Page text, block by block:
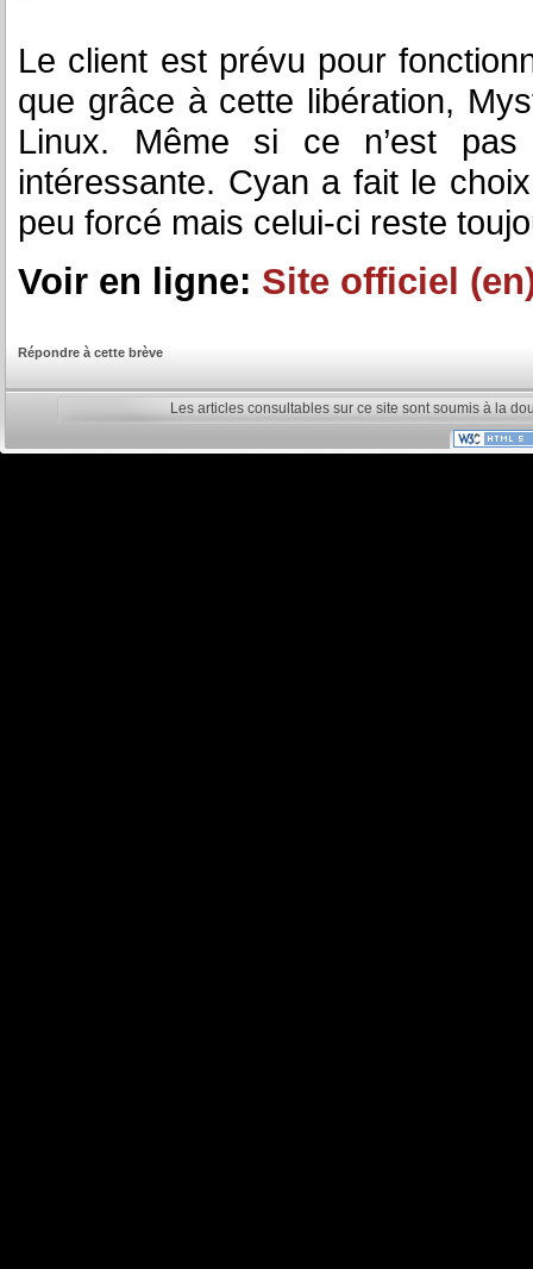
Le client est prévu pour
que grâce à cette libération,
Linux. Même si ce n’est
intéressante. Cyan a fait le
peu forcé mais celui-ci reste
Voir en ligne: Site officiel
Répondre à cette brève
Les articles consultables sur ce site sont soumis à la